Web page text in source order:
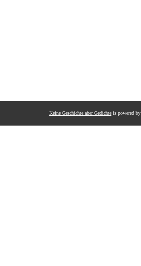
Keine Geschichte aber Gedichte is powered by